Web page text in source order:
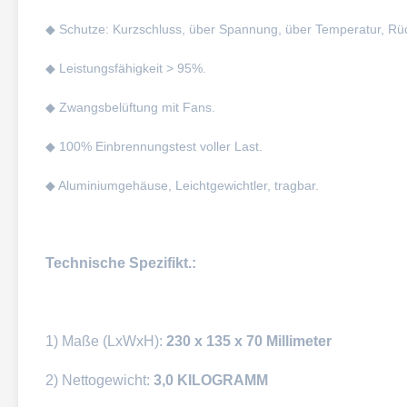
◆ Schutze: Kurzschluss, über Spannung, über Temperatur,
◆ Leistungsfähigkeit > 95%.
◆ Zwangsbelüftung mit Fans.
◆ 100% Einbrennungstest voller Last.
◆ Aluminiumgehäuse, Leichtgewichtler, tragbar.
Technische Spezifikt.:
1) Maße (LxWxH): 230 x 135 x 70 Millimeter
2) Nettogewicht: 3,0 KILOGRAMM